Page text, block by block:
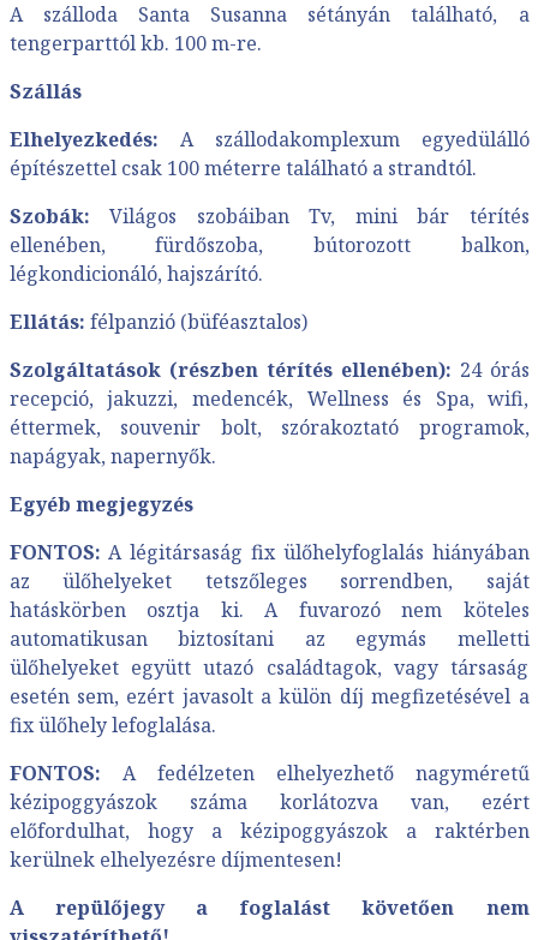
A szálloda Santa Susanna sétányán található, a
tengerparttól kb. 100 m-re.
Szállás
Elhelyezkedés: A szállodakomplexum egyedülálló
építészettel csak 100 méterre található a strandtól.
Szobák: Világos szobáiban Tv, mini bár térítés
ellenében, fürdőszoba, bútorozott balkon,
légkondicionáló, hajszárító.
Ellátás: félpanzió (büféasztalos)
Szolgáltatások (részben térítés ellenében): 24 órás
recepció, jakuzzi, medencék, Wellness és Spa, wifi,
éttermek, souvenir bolt, szórakoztató programok,
napágyak, napernyők.
Egyéb megjegyzés
FONTOS: A légitársaság fix ülőhelyfoglalás hiányában
az ülőhelyeket tetszőleges sorrendben, saját
hatáskörben osztja ki. A fuvarozó nem köteles
automatikusan biztosítani az egymás melletti
ülőhelyeket együtt utazó családtagok, vagy társaság
esetén sem, ezért javasolt a külön díj megfizetésével a
fix ülőhely lefoglalása.
FONTOS: A fedélzeten elhelyezhető nagyméretű
kézipoggyászok száma korlátozva van, ezért
előfordulhat, hogy a kézipoggyászok a raktérben
kerülnek elhelyezésre díjmentesen!
A repülőjegy a foglalást követően nem